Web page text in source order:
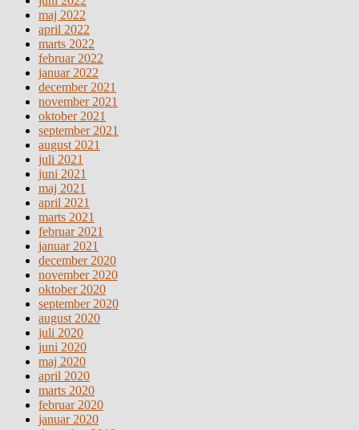
maj 2022
april 2022
marts 2022
februar 2022
januar 2022
december 2021
november 2021
oktober 2021
september 2021
august 2021
juli 2021
juni 2021
maj 2021
april 2021
marts 2021
februar 2021
januar 2021
december 2020
november 2020
oktober 2020
september 2020
august 2020
juli 2020
juni 2020
maj 2020
april 2020
marts 2020
februar 2020
januar 2020